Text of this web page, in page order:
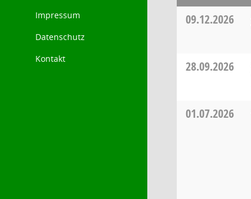
Impressum
Datenschutz
Kontakt
09.12.2026
28.09.2026
01.07.2026